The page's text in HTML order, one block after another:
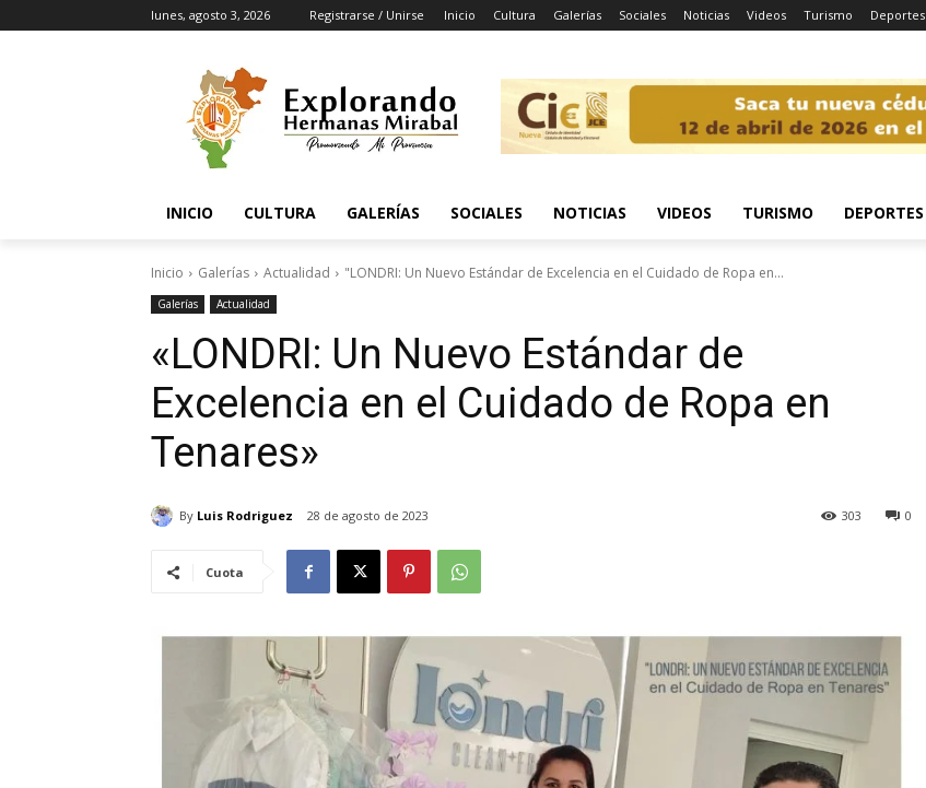
lunes, agosto 3, 2026 Registrarse / Unirse Inicio Cultura Galerías Sociales Noticias Videos Turismo Deportes
INICIO CULTURA GALERÍAS SOCIALES NOTICIAS VIDEOS TURISMO DEPORTES
Inicio Galerías Actualidad "LONDRI: Un Nuevo Estándar de Excelencia en el Cuidado de Ropa en...
Galerías Actualidad
«LONDRI: Un Nuevo Estándar de
Excelencia en el Cuidado de Ropa en
Tenares»
By Luis Rodriguez 28 de agosto de 2023 0
303
Cuota